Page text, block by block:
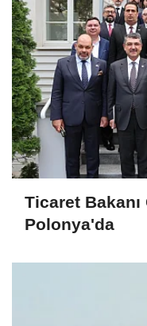
Ticaret
Polonya'da